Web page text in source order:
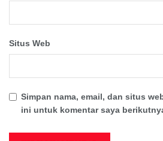
Situs Web
Simpan nama, email, dan situs
ini untuk komentar saya